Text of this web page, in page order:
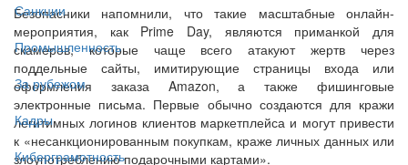
Санкции
Промышленность
За рубежом
Кадры
Киберграмотность
Безопасники напомнили, что такие масштабные онлайн-
мероприятия, как Prime Day, являются приманкой для
скамеров, которые чаще всего атакуют жертв через
поддельные сайты, имитирующие страницы входа или
оформления заказа Amazon, а также фишинговые
электронные письма. Первые обычно создаются для кражи
легитимных логинов клиентов маркетплейса и могут привести
к «несанкционированным покупкам, краже личных данных или
злоупотреблению подарочными картами».